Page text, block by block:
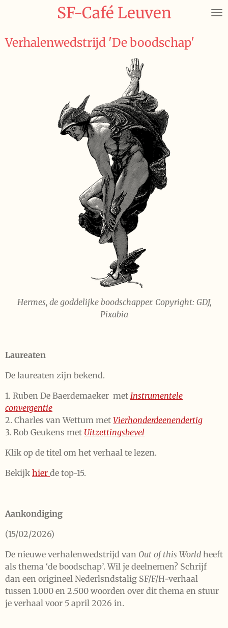
de
SF-Café Leuven
Verhalenwedstrijd 'De boodschap'
Hermes, de goddelijke boodschapper. Copyright: GDJ,
Pixabia
Laureaten
De laureaten zijn bekend.
1. Ruben De Baerdemaeker met Instrumentele
convergentie
2. Charles van Wettum met Vierhonderdeenendertig
3. Rob Geukens met Uitzettingsbevel
Klik op de titel om het verhaal te lezen.
Bekijk hier de top-15.
Aankondiging
(15/02/2026)
De nieuwe verhalenwedstrijd van Out of this World heeft
als thema ‘de boodschap’. Wil je deelnemen? Schrijf
dan een origineel Nederlsndstalig SF/F/H-verhaal
tussen 1.000 en 2.500 woorden over dit thema en stuur
je verhaal voor 5 april 2026 in.